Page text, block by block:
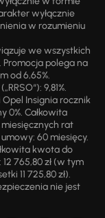
wyłącznie
w rozumieniu
we wszystkich
polega na
od 6,65%.
9,81%.
Insignia rocznik
0%. Całkowita
rat
60 miesięcy.
kwota do
765,80 zł (w tym
11 725,80 zł).
nie jest